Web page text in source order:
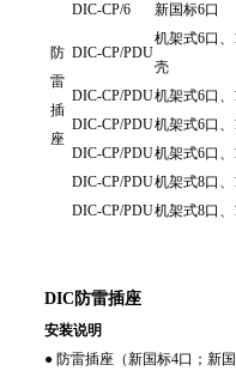
防
雷
插
座
DIC-CP/6
新国标6口
DIC-CP/PDU
机架式6口
壳
DIC-CP/PDU机架式6口
DIC-CP/PDU机架式6口
DIC-CP/PDU机架式6口
DIC-CP/PDU机架式8口
DIC-CP/PDU机架式8口
DIC防雷插座
安装说明
● 防雷插座（新国标4口；新